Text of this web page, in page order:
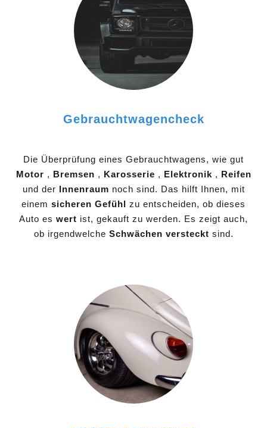
Gebrauchtwagencheck
Die Überprüfung eines Gebrauchtwagens, wie gut
Motor , Bremsen , Karosserie , Elektronik , Reifen
und der Innenraum noch sind. Das hilft Ihnen, mit
einem sicheren Gefühl zu entscheiden, ob dieses
Auto es wert ist, gekauft zu werden. Es zeigt auch,
ob irgendwelche Schwächen versteckt sind.